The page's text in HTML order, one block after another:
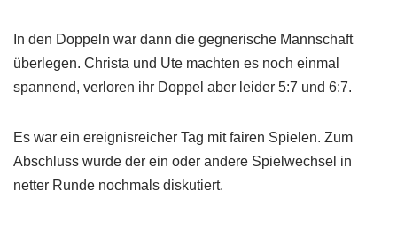
In den Doppeln war dann die gegnerische Mannschaft
überlegen. Christa und Ute machten es noch einmal
spannend, verloren ihr Doppel aber leider 5:7 und 6:7.
Es war ein ereignisreicher Tag mit fairen Spielen. Zum
Abschluss wurde der ein oder andere Spielwechsel in
netter Runde nochmals diskutiert.